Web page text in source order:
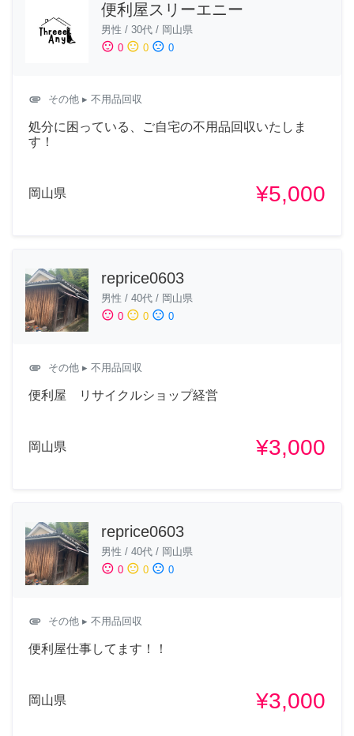
便利屋スリーエニー
男性 / 30代 / 岡山県
sentiment_satisfied 0 sentiment_neutral 0 sentiment_dissatisfied 0
attachment その他 ▸ 不用品回収
処分に困っている、ご自宅の不用品回収いたしま
す！
岡山県 ¥5,000
reprice0603
男性 / 40代 / 岡山県
sentiment_satisfied 0 sentiment_neutral 0 sentiment_dissatisfied 0
attachment その他 ▸ 不用品回収
便利屋 リサイクルショップ経営
岡山県 ¥3,000
reprice0603
男性 / 40代 / 岡山県
sentiment_satisfied 0 sentiment_neutral 0 sentiment_dissatisfied 0
attachment その他 ▸ 不用品回収
便利屋仕事してます！！
岡山県 ¥3,000